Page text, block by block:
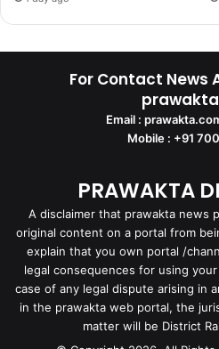
For Contact News
Email :
Mobile : +91
PRAWAKTA
A disclaimer that prawakta news
original content on a portal from
explain that you own portal /
legal consequences for using
case of any legal dispute arising in
in the prawakta web portal, the
matter will be District